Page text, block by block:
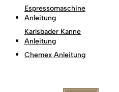
Espressomaschine
Anleitung
Karlsbader Kanne
Anleitung
Chemex Anleitung